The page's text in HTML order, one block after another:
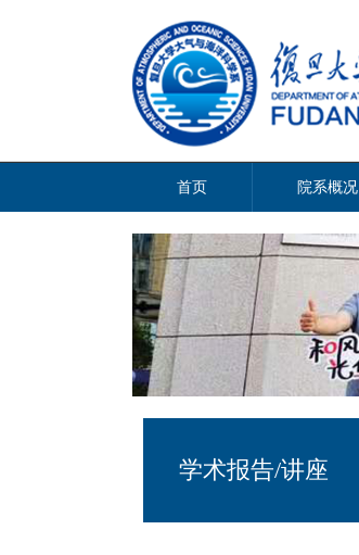
首页 院系概况
学术报告/讲座